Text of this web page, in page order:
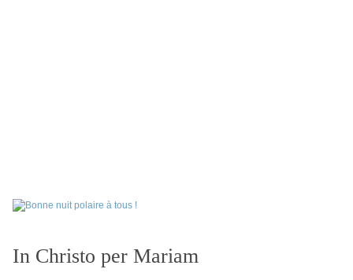
In Christo per Mariam